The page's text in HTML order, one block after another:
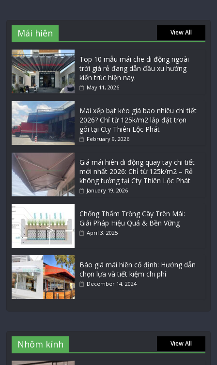
Mái hiên View All
Top 10 mẫu mái che di động ngoài
trời giá rẻ đang dẫn đầu xu hướng
kiến trúc hiện nay.
May 11, 2026
Mái xếp bạt kéo giá bao nhiêu chi tiết
2026? Chỉ từ 125k/m2 lắp đặt trọn
gói tại Cty Thiên Lộc Phát
February 9, 2026
Giá mái hiên di động quay tay chi tiết
mới nhất 2026: Chỉ từ 125k/m2 – Rẻ
không tưởng tại Cty Thiên Lộc Phát
January 19, 2026
Chống Thấm Trồng Cây Trên Mái:
Giải Pháp Hiệu Quả & Bền Vững
April 3, 2025
Báo giá mái hiên cố định: Hướng dẫn
chọn lựa và tiết kiệm chi phí
December 14, 2024
Nhôm kính View All